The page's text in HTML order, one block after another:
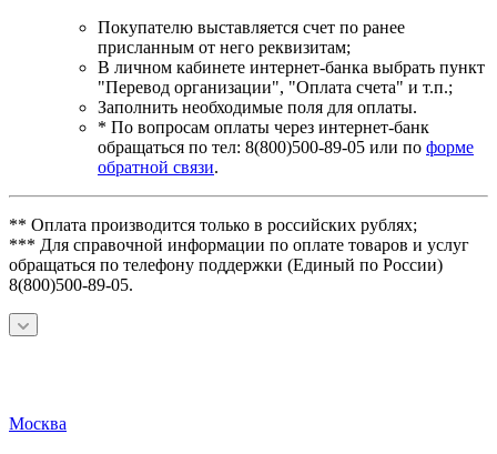
Покупателю выставляется счет по ранее
присланным от него реквизитам;
В личном кабинете интернет-банка выбрать пункт
"Перевод организации", "Оплата счета" и т.п.;
Заполнить необходимые поля для оплаты.
* По вопросам оплаты через интернет-банк
обращаться по тел: 8(800)500-89-05 или по форме
обратной связи.
** Оплата производится только в российских рублях;
*** Для справочной информации по оплате товаров и услуг
обращаться по телефону поддержки (Единый по России)
8(800)500-89-05.
Москва